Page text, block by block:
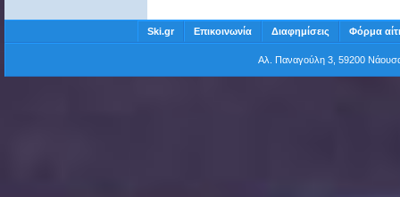
Ski.gr Επικοινωνία Διαφημίσεις Φόρμα
Αλ. Παναγούλη 3, 59200